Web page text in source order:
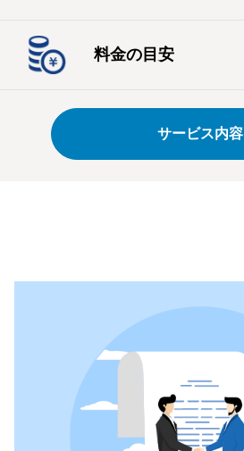
料金の目安
サービス内容